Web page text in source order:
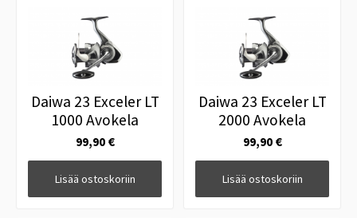
Daiwa 23 Exceler LT
1000 Avokela
99,90 €
Lisää ostoskoriin
Daiwa 23 Exceler LT
2000 Avokela
99,90 €
Lisää ostoskoriin